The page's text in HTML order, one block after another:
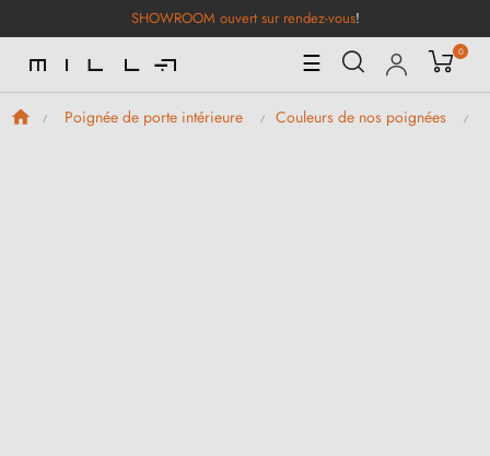
SHOWROOM ouvert sur rendez-vous!
Basculer
la
navigation
☰ 0
Poignée de porte intérieure Couleurs de nos poignées